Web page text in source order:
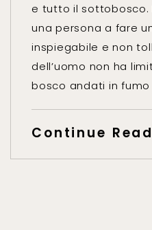
e tutto il sottobosco.
una persona a fare
inspiegabile e non
dell’uomo non ha
bosco andati in fumo
Continue